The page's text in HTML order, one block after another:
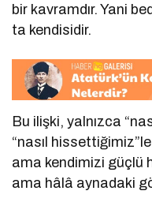
bir kavramdır. Yani
ta kendisidir.
Bu ilişki, yalnızca
“nasıl
ama kendimizi güçlü
ama hâlâ aynadaki